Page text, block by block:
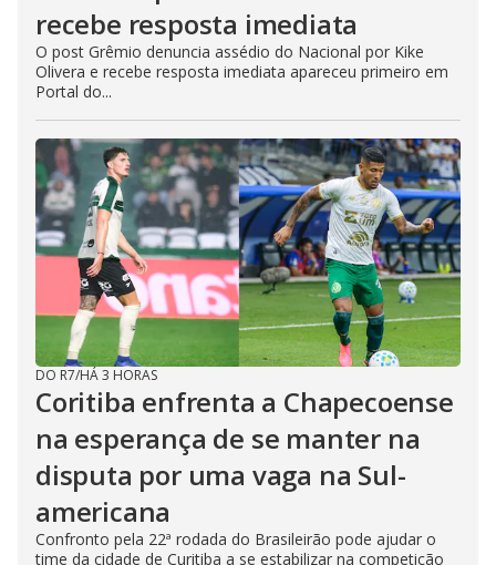
recebe resposta imediata
O post Grêmio denuncia assédio do Nacional por Kike
Olivera e recebe resposta imediata apareceu primeiro em
Portal do...
DO R7/HÁ 3 HORAS
Coritiba enfrenta a Chapecoense
na esperança de se manter na
disputa por uma vaga na Sul-
americana
Confronto pela 22ª rodada do Brasileirão pode ajudar o
time da cidade de Curitiba a se estabilizar na competição